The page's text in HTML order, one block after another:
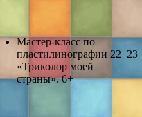
Мастер-класс по
пластилинографии
«Триколор моей
страны». 6+
22 23